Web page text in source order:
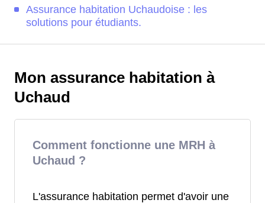
Assurance habitation Uchaudoise : les
solutions pour étudiants.
Mon assurance habitation à
Uchaud
Comment fonctionne une MRH à
Uchaud ?
L'assurance habitation permet d'avoir une